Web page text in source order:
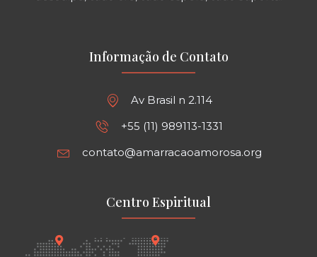
Informação de Contato
Av Brasil n 2.114
+55 (11) 989113-1331
contato@amarracaoamorosa.org
Centro Espiritual